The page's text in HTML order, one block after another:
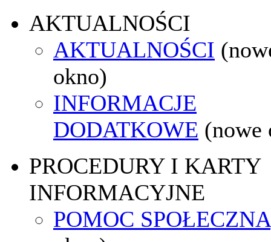
AKTUALNOŚCI
AKTUALNOŚCI
okno)
INFORMACJE
DODATKOWE (nowe
PROCEDURY I KARTY
INFORMACYJNE
POMOC SPOŁECZNA